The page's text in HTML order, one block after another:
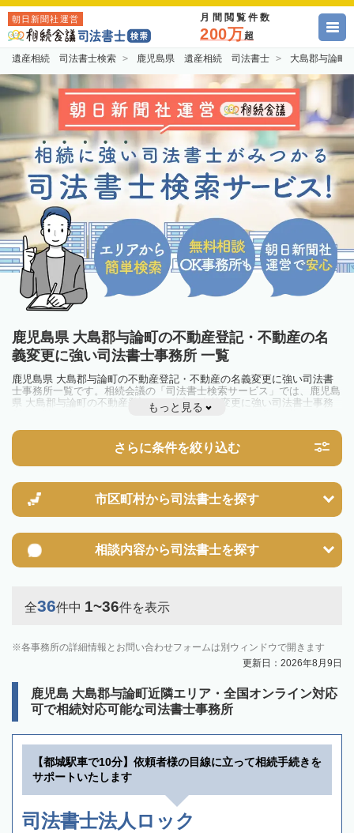
朝日新聞社運営 月間閲覧件数
200万超
遺産相続 司法書士検索 鹿児島県 遺産相続 司法書士 大島郡与論
鹿児島県 大島郡与論町の不動産登記・不動産の名
義変更に強い司法書士事務所 一覧
鹿児島県 大島郡与論町の不動産登記・不動産の名義変更に強い司法書
士事務所一覧です。相続会議の「司法書士検索サービス」では、鹿児島
県 大島郡与論町の不動産登記・不動産の名義変更に強い司法書士事務
所を一覧で見ることが出来ます。相続のトラブルやお悩みを抱えている
もっと見る
さらに条件を絞り込む
市区町村から司法書士を探す
相談内容から司法書士を探す
全36件中 1~36件を表示
各事務所の詳細情報とお問い合わせフォームは別ウィンドウで開きます
更新日：2026年8月9日
鹿児島 大島郡与論町近隣エリア・全国オンライン対応
可で相続対応可能な司法書士事務所
【都城駅車で10分】依頼者様の目線に立って相続手続きを
サポートいたします
司法書士法人ロック